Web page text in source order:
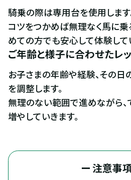
騎乗の際は専用台を使用します
コツをつかめば無理なく馬に乗
めての方でも安心して体験して
ご年齢と様子に合わせたレ
お子さまの年齢や経験、その
を調整します。
無理のない範囲で進めながら、
増やしていきます。
ー 注意事